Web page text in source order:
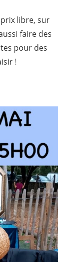
libre, sur
faire des
pour des
!